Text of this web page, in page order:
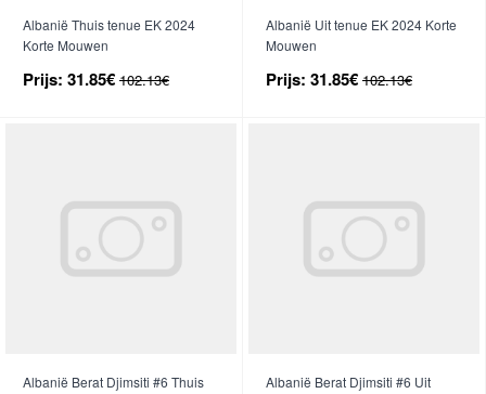
Albanië Thuis tenue EK 2024
Korte Mouwen
Prijs: 31.85€ 102.13€
Albanië Uit tenue EK 2024 Korte
Mouwen
Prijs: 31.85€ 102.13€
Albanië Berat Djimsiti #6 Thuis
Albanië Berat Djimsiti #6 Uit